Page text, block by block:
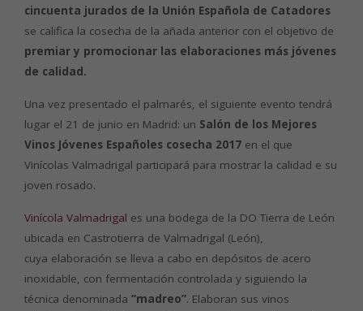
cincuenta jurados de la Unión Española de Catadores
se califica la cosecha de la añada anterior con el objetivo de
premiar y promocionar las elaboraciones más jóvenes
de calidad.
Una vez presentado el palmarés, el siguiente evento tendrá
lugar el 21 de junio en Madrid: un Salón de los Mejores
Vinos Jóvenes Españoles cosecha 2017 en el que
Vinícolas Valmadrigal participará para mostrar la calidad e su
joven rosado.
Vinícola Valmadrigal es una bodega de la DO Tierra de León
ubicada en Castrotierra de Valmadrigal (León),
cuya elaboración se lleva a cabo en depósitos de acero
inoxidable, con fermentación controlada y siguiendo la
técnica denominada “madreo”. Elaboran sus vinos